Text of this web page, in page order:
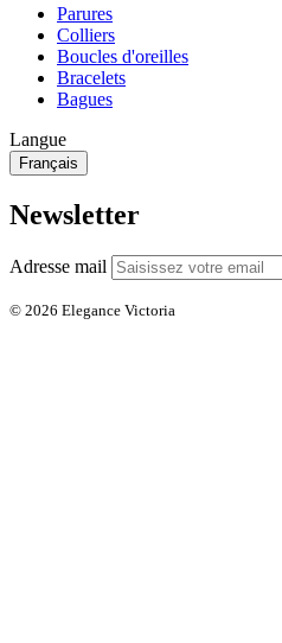
Parures
Colliers
Boucles d'oreilles
Bracelets
Bagues
Langue
Français
Newsletter
Adresse mail
© 2026 Elegance Victoria